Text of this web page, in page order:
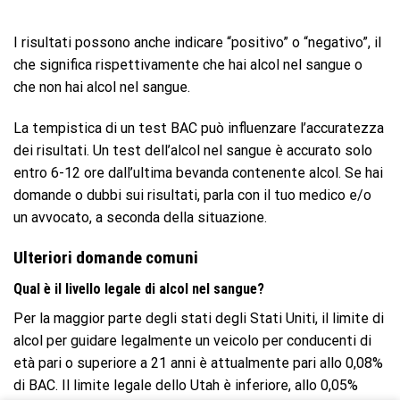
I risultati possono anche indicare “positivo” o “negativo”, il
che significa rispettivamente che hai alcol nel sangue o
che non hai alcol nel sangue.
La tempistica di un test BAC può influenzare l’accuratezza
dei risultati. Un test dell’alcol nel sangue è accurato solo
entro 6-12 ore dall’ultima bevanda contenente alcol. Se hai
domande o dubbi sui risultati, parla con il tuo medico e/o
un avvocato, a seconda della situazione.
Ulteriori domande comuni
Qual è il livello legale di alcol nel sangue?
Per la maggior parte degli stati degli Stati Uniti, il limite di
alcol per guidare legalmente un veicolo per conducenti di
età pari o superiore a 21 anni è attualmente pari allo 0,08%
di BAC. Il limite legale dello Utah è inferiore, allo 0,05%